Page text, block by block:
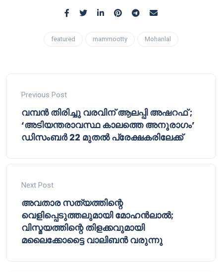
featured mammootty Mohanlal
Previous Post
വമ്പൻ തിരിച്ചു വരവിന് ആലപ്പി അഷറഫ് ;
‘അടിയന്തരാവസ്ഥ കാലത്തെ അനുരാഗം’
ഡിസംബർ 22 മുതൽ പ്രേക്ഷകരിലേക്ക്
Next Post
അവതാര സത്യത്തിന്റെ
വെളിപ്പെടുത്തലുമായി മോഹൻലാൽ;
വിസ്മയത്തിന്റെ തിളക്കവുമായി
മലൈക്കോട്ടൈ വാലിബൻ വരുന്നു